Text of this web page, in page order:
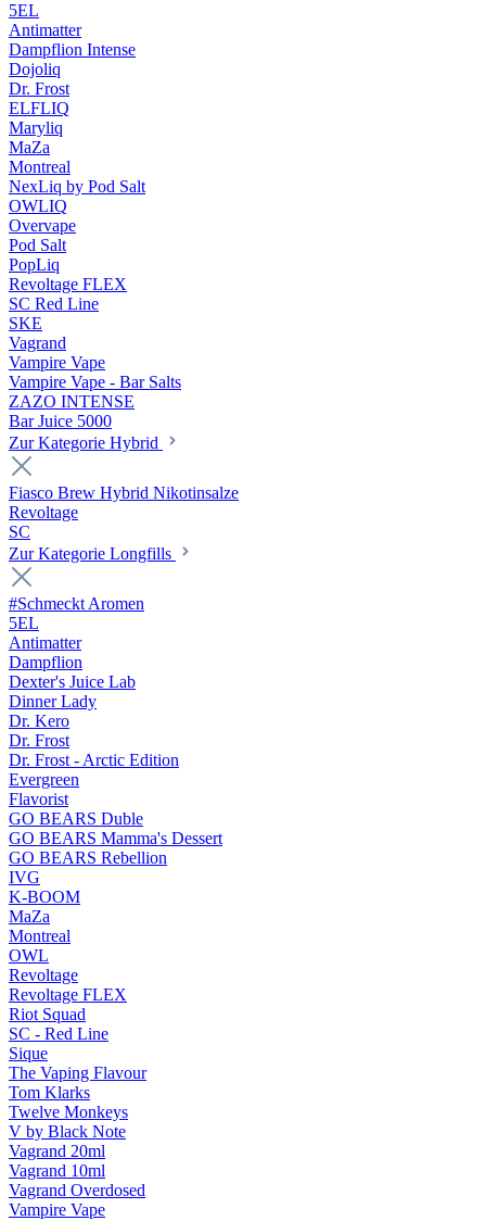
5EL
Antimatter
Dampflion Intense
Dojoliq
Dr. Frost
ELFLIQ
Maryliq
MaZa
Montreal
NexLiq by Pod Salt
OWLIQ
Overvape
Pod Salt
PopLiq
Revoltage FLEX
SC Red Line
SKE
Vagrand
Vampire Vape
Vampire Vape - Bar Salts
ZAZO INTENSE
Bar Juice 5000
Zur Kategorie Hybrid
Fiasco Brew Hybrid Nikotinsalze
Revoltage
SC
Zur Kategorie Longfills
#Schmeckt Aromen
5EL
Antimatter
Dampflion
Dexter's Juice Lab
Dinner Lady
Dr. Kero
Dr. Frost
Dr. Frost - Arctic Edition
Evergreen
Flavorist
GO BEARS Duble
GO BEARS Mamma's Dessert
GO BEARS Rebellion
IVG
K-BOOM
MaZa
Montreal
OWL
Revoltage
Revoltage FLEX
Riot Squad
SC - Red Line
Sique
The Vaping Flavour
Tom Klarks
Twelve Monkeys
V by Black Note
Vagrand 20ml
Vagrand 10ml
Vagrand Overdosed
Vampire Vape